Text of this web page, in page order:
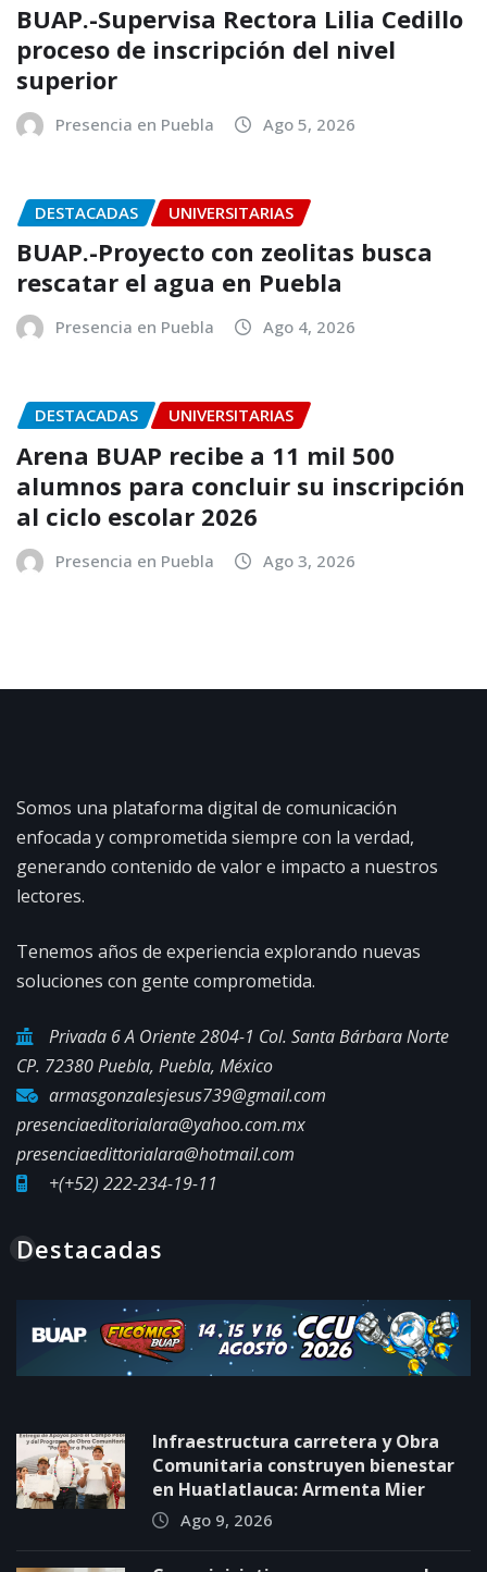
BUAP.-Supervisa Rectora Lilia Cedillo
proceso de inscripción del nivel
superior
Presencia en Puebla Ago 5, 2026
DESTACADAS UNIVERSITARIAS
BUAP.-Proyecto con zeolitas busca
rescatar el agua en Puebla
Presencia en Puebla Ago 4, 2026
DESTACADAS UNIVERSITARIAS
Arena BUAP recibe a 11 mil 500
alumnos para concluir su inscripción
al ciclo escolar 2026
Presencia en Puebla Ago 3, 2026
Somos una plataforma digital de comunicación
enfocada y comprometida siempre con la verdad,
generando contenido de valor e impacto a nuestros
lectores.
Tenemos años de experiencia explorando nuevas
soluciones con gente comprometida.
Privada 6 A Oriente 2804-1 Col. Santa Bárbara Norte
CP. 72380 Puebla, Puebla, México
armasgonzalesjesus739@gmail.com
presenciaeditorialara@yahoo.com.mx
presenciaedittorialara@hotmail.com
+(+52) 222-234-19-11
Destacadas
Infraestructura carretera y Obra
Comunitaria construyen bienestar
en Huatlatlauca: Armenta Mier
Ago 9, 2026